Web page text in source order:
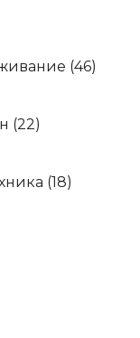
(46)
(22)
(18)